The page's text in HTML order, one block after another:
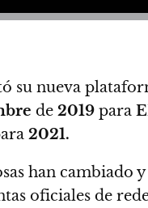
su nueva
de 2019 para
2021.
han cambiado
oficiales de